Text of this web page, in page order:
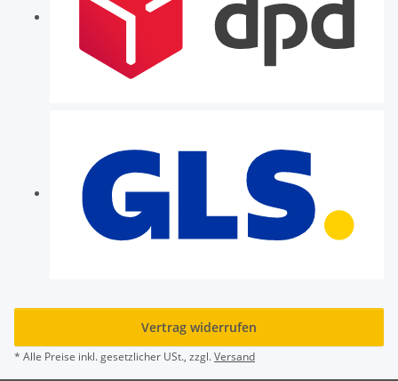
Vertrag widerrufen
* Alle Preise inkl. gesetzlicher USt., zzgl.Versand